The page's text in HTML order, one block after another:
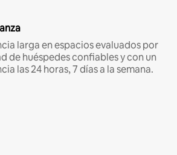
larga en espacios evaluados por
de huéspedes confiables y con un
las 24 horas, 7 días a la semana.